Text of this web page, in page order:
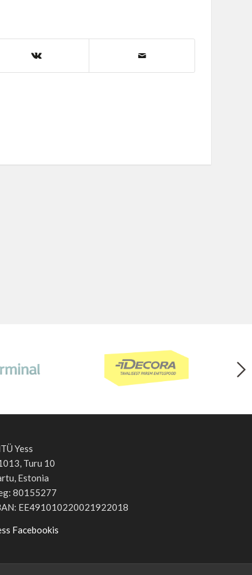
Yess
Turu 10
Estonia
80155277
EE491010220021922018
Facebookis